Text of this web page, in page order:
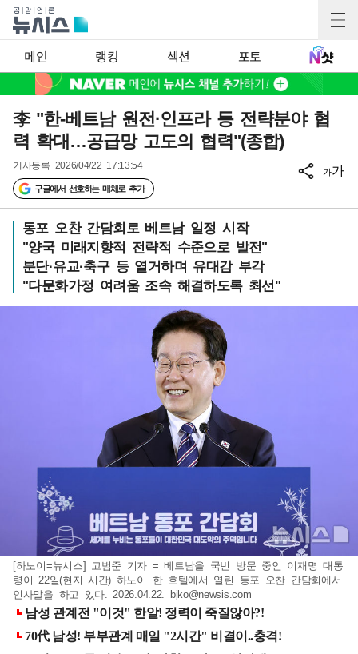
메인 랭킹 섹션 포토
李 "한-베트남 원전·인프라 등 전략분야 협
력 확대…공급망 고도의 협력"(종합)
기사등록 2026/04/22 17:13:54
구글에서 선호하는 매체로 추가
가가
동포 오찬 간담회로 베트남 일정 시작
"양국 미래지향적 전략적 수준으로 발전"
분단·유교·축구 등 열거하며 유대감 부각
"다문화가정 여려움 조속 해결하도록 최선"
[하노이=뉴시스] 고범준 기자 = 베트남을 국빈 방문 중인 이재명 대통
령이 22일(현지 시간) 하노이 한 호텔에서 열린 동포 오찬 간담회에서
인사말을 하고 있다. 2026.04.22. bjko@newsis.com